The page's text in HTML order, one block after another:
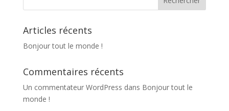
Articles récents
Bonjour tout le monde !
Commentaires récents
Un commentateur WordPress dans Bonjour tout le
monde !